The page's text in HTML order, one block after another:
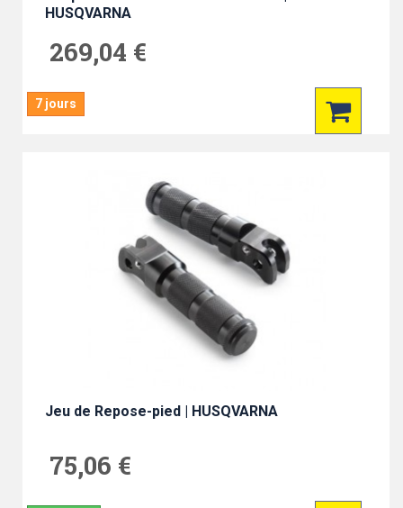
HUSQVARNA
269,04 €
7 jours
Jeu de Repose-pied | HUSQVARNA
75,06 €